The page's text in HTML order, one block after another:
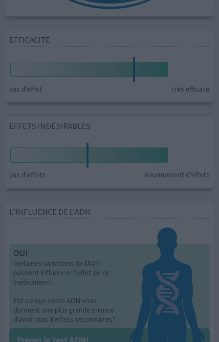
EFFICACITÉ
pas d'effet très efficace
EFFETS INDÉSIRABLES
pas d'effets énormement d'effets
L’INFLUENCE DE L'ADN
OUI
certaines variations de l'ADN
peuvent influencer l'effet de ce
médicament.
Est-ce que votre ADN vous
donnent une plus grande chance
d'avoir plus d'effets secondaires?